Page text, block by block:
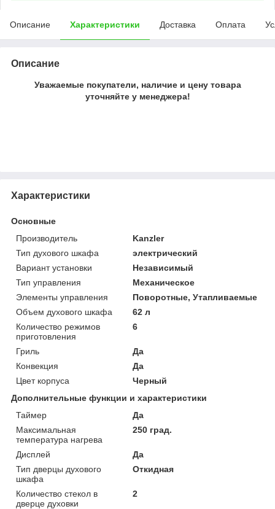
Описание Характеристики Доставка Оплата
Описание
Уважаемые покупатели, наличие и цену товара
уточняйте у менеджера!
Характеристики
Основные
Производитель
Kanzler
Тип духового шкафа
электрический
Вариант установки
Независимый
Тип управления
Механическое
Элементы управления
Поворотные, Утапливаемые
Объем духового шкафа
62 л
Количество режимов
приготовления
6
Гриль
Да
Конвекция
Да
Цвет корпуса
Черный
Дополнительные функции и характеристики
Таймер
Да
Максимальная
температура нагрева
250 град.
Дисплей
Да
Тип дверцы духового
шкафа
Откидная
Количество стекол в
дверце духовки
2